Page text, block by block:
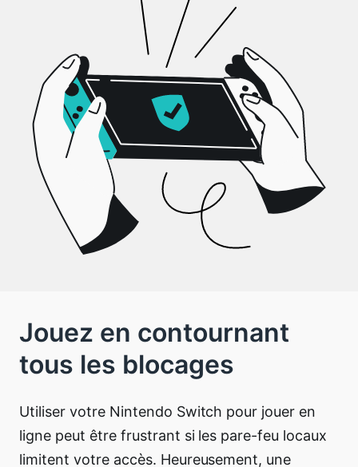
Jouez en contournant
tous les blocages
Utiliser votre Nintendo Switch pour jouer en
ligne peut être frustrant si les pare-feu locaux
limitent votre accès. Heureusement, une